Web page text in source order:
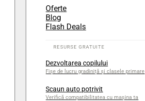
Oferte
Blog
Flash Deals
Dezvoltarea copilului
Fișe de lucru gradiniță și clasele primare
Scaun auto potrivit
Verifică compatibilitatea cu mașina ta